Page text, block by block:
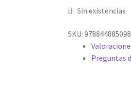
Sin existencias
SKU:
Preguntas